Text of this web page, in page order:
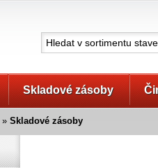
Skladové zásoby
» Skladové zásoby